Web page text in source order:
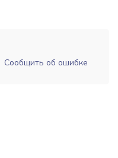
Сообщить об ошибке